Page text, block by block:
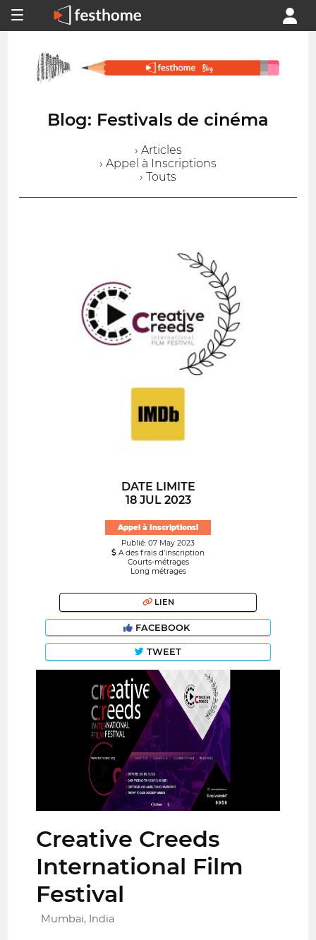
Blog: Festivals de cinéma
› Articles
› Appel à Inscriptions
› Touts
DATE LIMITE
18 JUL 2023
Appel à Inscriptions!
Publié: 07 May 2023
A des frais d’inscription
Courts-métrages
Long métrages
LIEN
FACEBOOK
TWEET
Creative Creeds
International Film
Festival
Mumbai, India